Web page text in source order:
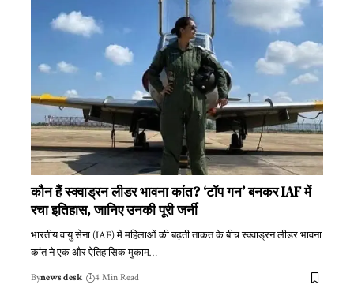
कौन हैं स्क्वाड्रन लीडर भावना कांत? ‘टॉप गन’ बनकर IAF में
रचा इतिहास, जानिए उनकी पूरी जर्नी
भारतीय वायु सेना (IAF) में महिलाओं की बढ़ती ताकत के बीच स्क्वाड्रन लीडर भावना
कांत ने एक और ऐतिहासिक मुकाम…
Bynews desk 4 Min Read